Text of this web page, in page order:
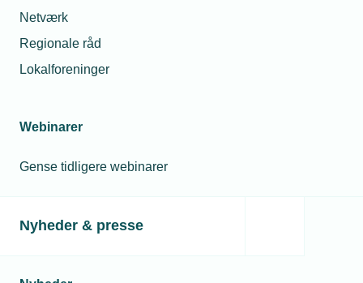
Netværk
Regionale råd
Lokalforeninger
Webinarer
Gense tidligere webinarer
Nyheder & presse
08. maj 2025
Christoffersen og Knudsen er beredte
strømsvigt som det i Spanien og Portugal? Det satte